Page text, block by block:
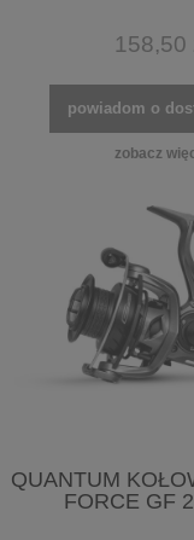
158,50
powiadom o
zobacz
QUANTUM
FORCE GF